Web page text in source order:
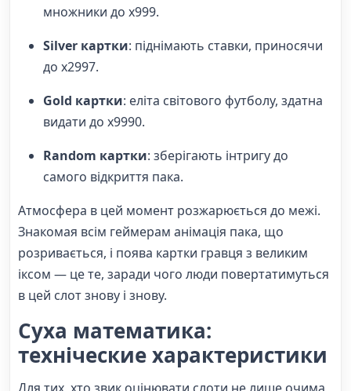
множники до x999.
Silver картки: піднімають ставки, приносячи
до x2997.
Gold картки: еліта світового футболу, здатна
видати до x9990.
Random картки: зберігають інтригу до
самого відкриття пака.
Атмосфера в цей момент розжарюється до межі.
Знакомая всім геймерам анімація пака, що
розривається, і поява картки гравця з великим
іксом — це те, заради чого люди повертатимуться
в цей слот знову і знову.
Суха математика:
техніческие характеристики